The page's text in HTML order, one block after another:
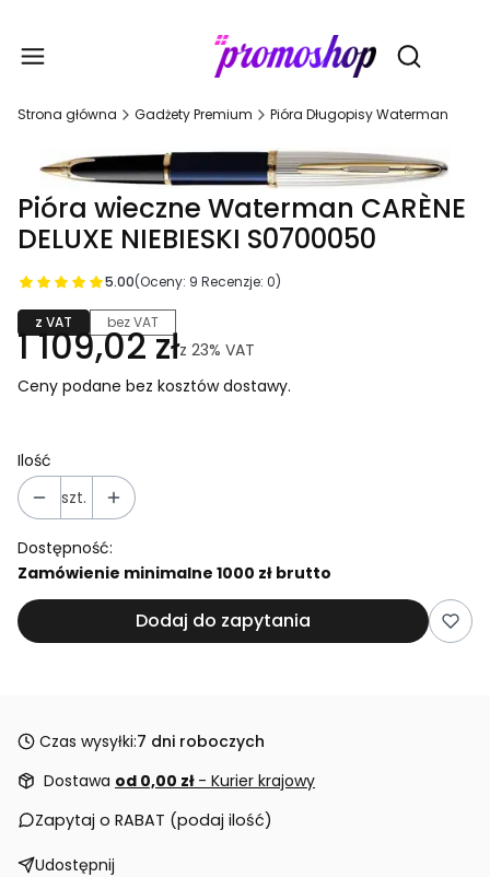
Otwórz
Strona główna Gadżety Premium Pióra Długopisy Waterman
Pióra wieczne Waterman CARÈNE
DELUXE NIEBIESKI S0700050
5.00(Oceny: 9 Recenzje: 0)
z VAT bez VAT
1 109,02 złz 23% VAT
Ceny podane bez kosztów dostawy.
Ilość
szt.
Dostępność:
Zamówienie minimalne 1000 zł brutto
Dodaj do zapytania
Czas wysyłki:7 dni roboczych
Dostawa od 0,00 zł - Kurier krajowy
Zapytaj o RABAT (podaj ilość)
Udostępnij